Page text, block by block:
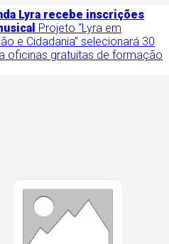
Lyra recebe inscrições
Projeto “Lyra em
e Cidadania” selecionará 30
oficinas gratuitas de formação